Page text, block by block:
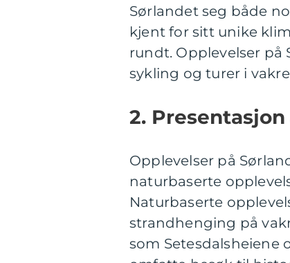
Sørlandet seg både
kjent for sitt unike
rundt. Opplevelser
sykling og turer i
2.
Opplevelser på
naturbaserte
Naturbaserte
strandhenging på
som Setesdalsheiene